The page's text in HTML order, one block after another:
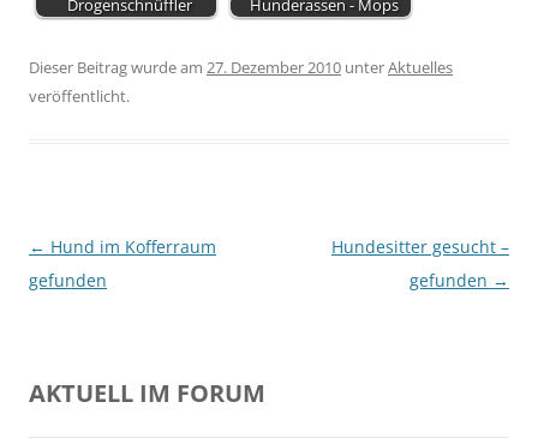
Drogenschnüffler Hunderassen - Mops
Dieser Beitrag wurde am 27. Dezember 2010 unterAktuelles
veröffentlicht.
Beitragsnavigation
← Hund im Kofferraum
gefunden
Hundesitter gesucht –
gefunden →
AKTUELL IM FORUM